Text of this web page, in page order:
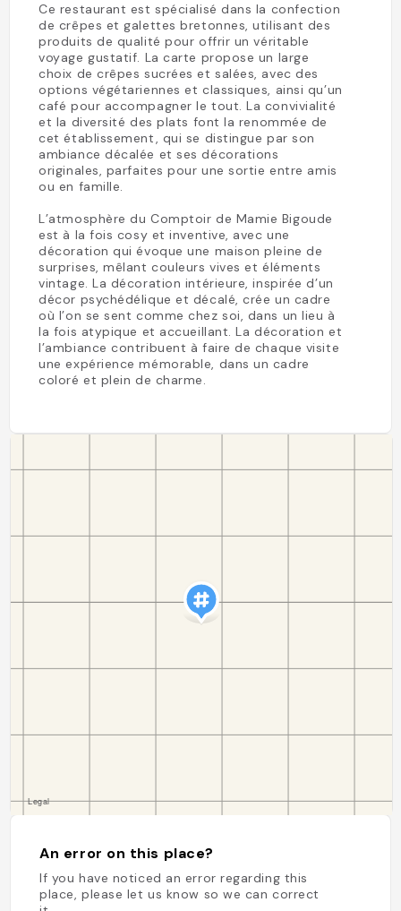
Ce restaurant est spécialisé dans la confection
de crêpes et galettes bretonnes, utilisant des
produits de qualité pour offrir un véritable
voyage gustatif. La carte propose un large
choix de crêpes sucrées et salées, avec des
options végétariennes et classiques, ainsi qu’un
café pour accompagner le tout. La convivialité
et la diversité des plats font la renommée de
cet établissement, qui se distingue par son
ambiance décalée et ses décorations
originales, parfaites pour une sortie entre amis
ou en famille.
L’atmosphère du Comptoir de Mamie Bigoude
est à la fois cosy et inventive, avec une
décoration qui évoque une maison pleine de
surprises, mêlant couleurs vives et éléments
vintage. La décoration intérieure, inspirée d’un
décor psychédélique et décalé, crée un cadre
où l’on se sent comme chez soi, dans un lieu à
la fois atypique et accueillant. La décoration et
l’ambiance contribuent à faire de chaque visite
une expérience mémorable, dans un cadre
coloré et plein de charme.
An error on this place?
If you have noticed an error regarding this
place, please let us know so we can correct